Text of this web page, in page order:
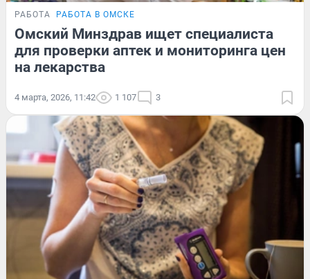
РАБОТА РАБОТА В ОМСКЕ
Омский Минздрав ищет специалиста
для проверки аптек и мониторинга цен
на лекарства
4 марта, 2026, 11:42 1 107 3